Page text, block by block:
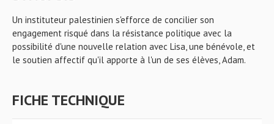
Un instituteur palestinien s'efforce de concilier son
engagement risqué dans la résistance politique avec la
possibilité d'une nouvelle relation avec Lisa, une bénévole, et
le soutien affectif qu'il apporte à l'un de ses élèves, Adam.
FICHE TECHNIQUE